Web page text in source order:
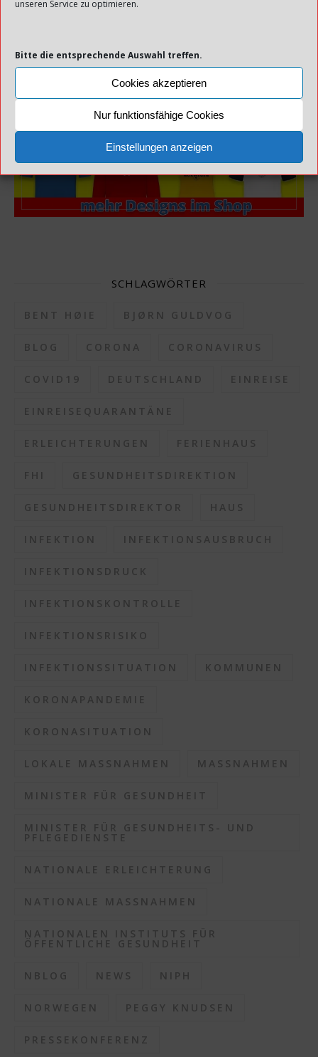
unseren Service zu optimieren.
Bitte die entsprechende Auswahl treffen.
Cookies akzeptieren
Nur funktionsfähige Cookies
Einstellungen anzeigen
NORWEGENFREUNDE
SCHLAGWÖRTER
BENT HØIE BJØRN GULDVOG
BLOG CORONA CORONAVIRUS
COVID19 DEUTSCHLAND EINREISE
EINREISEQUARANTÄNE
ERLEICHTERUNGEN FERIENHAUS
FHI GESUNDHEITSDIREKTION
GESUNDHEITSDIREKTOR HAUS
INFEKTION INFEKTIONSAUSBRUCH
INFEKTIONSDRUCK
INFEKTIONSKONTROLLE
INFEKTIONSRISIKO
INFEKTIONSSITUATION KOMMUNEN
KORONAPANDEMIE
KORONASITUATION
LOKALE MASSNAHMEN MASSNAHMEN
MINISTER FÜR GESUNDHEIT
MINISTER FÜR GESUNDHEITS- UND
PFLEGEDIENSTE
NATIONALE ERLEICHTERUNG
NATIONALE MASSNAHMEN
NATIONALEN INSTITUTS FÜR
ÖFFENTLICHE GESUNDHEIT
NBLOG NEWS NIPH
NORWEGEN PEGGY KNUDSEN
PRESSEKONFERENZ